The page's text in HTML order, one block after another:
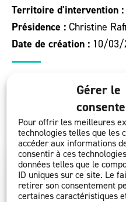
Gérer le
Pour offrir les meilleures
technologies telles que les
accéder aux informations
consentir à ces
données telles que le
ID uniques sur ce site. Le
retirer son consentement
certaines caractéristiques
Territoire d'intervention :
Présidence : Christine
Date de création : 10/03/
04 92 11 02 32
https://
Facebook